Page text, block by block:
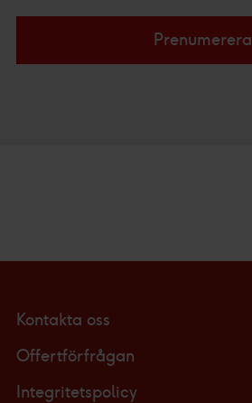
Prenumerera
Kontakta oss
Offertförfrågan
Integritetspolicy